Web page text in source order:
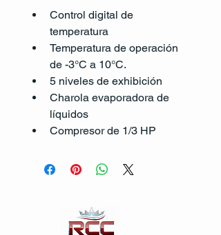
Control digital de
temperatura
Temperatura de operación
de -3°C a 10°C.
5 niveles de exhibición
Charola evaporadora de
líquidos
Compresor de 1/3 HP